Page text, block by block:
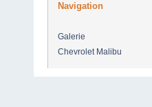
Navigation
Galerie
Chevrolet Malibu